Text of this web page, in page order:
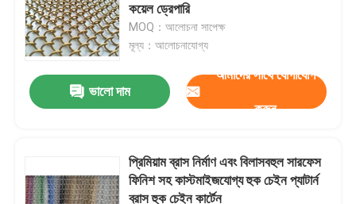
আমাদের সাথে যোগাযোগ করুন
মামলা
প্রসারিত ধাতু তারের জাল
কয়েল ড্রেপারি
MOQ：আলোচনা সাপেক্ষ
মূল্য：আলোচনাযোগ্য
ভালো দাম
আমাদের সাথে যোগাযোগ
করুন
প্রিমিয়াম ব্রাস নির্মাণ এবং বিলাসবহুল সারফেস
ফিনিশ সহ কাস্টমাইজযোগ্য হুক চেইন প্যাটার্ন
ব্রাস হুক চেইন কার্টেন